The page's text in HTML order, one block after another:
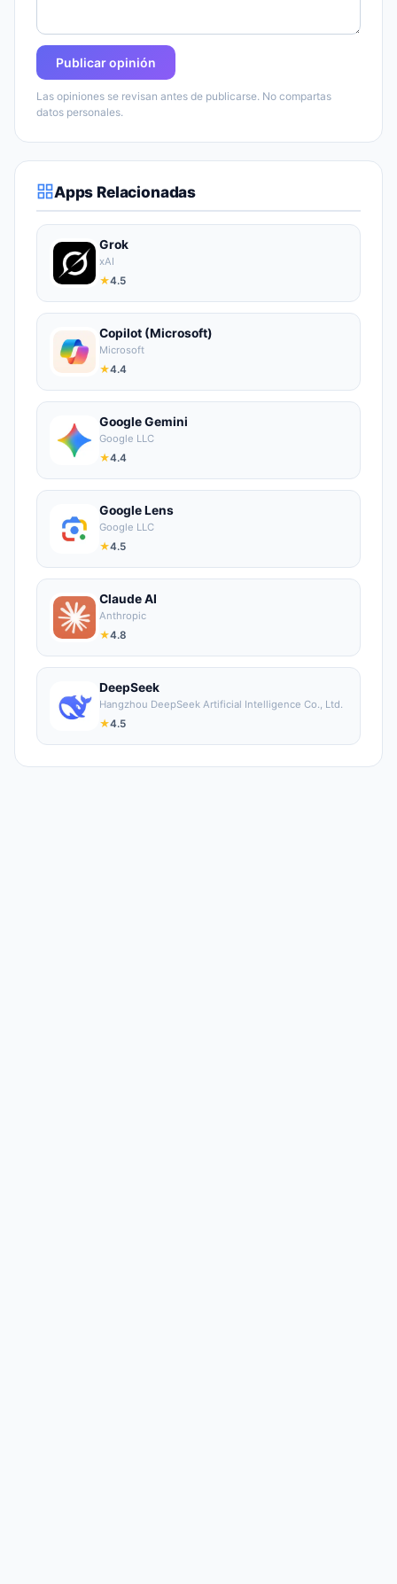
Publicar opinión
Las opiniones se revisan antes de publicarse. No compartas
datos personales.
Apps Relacionadas
Grok
xAI
★4.5
Copilot (Microsoft)
Microsoft
★4.4
Google Gemini
Google LLC
★4.4
Google Lens
Google LLC
★4.5
Claude AI
Anthropic
★4.8
DeepSeek
Hangzhou DeepSeek Artificial Intelligence Co., Ltd.
★4.5